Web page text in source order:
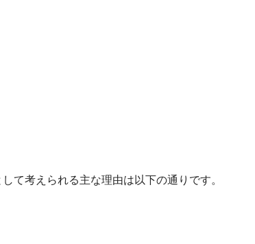
て考えられる主な理由は以下の通りです。